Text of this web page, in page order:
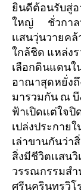
ยินดีต้อนรับสู่
ใหญ่ ชั่วกาล
เเสนวุ่นวายค
ใกล้ชิด แหล่งร
เลือกดินแดนใ
อาณาสุดหยั่งถึ
มารวมกัน ณ
ฟ้าเปิดเเต่ใจ
เปล่งประกาย
เล่าขานกันว่า
สิ่งมีชีวิตเเสน
วรรณกรรมสำ
ศรีนครินทรวิโ